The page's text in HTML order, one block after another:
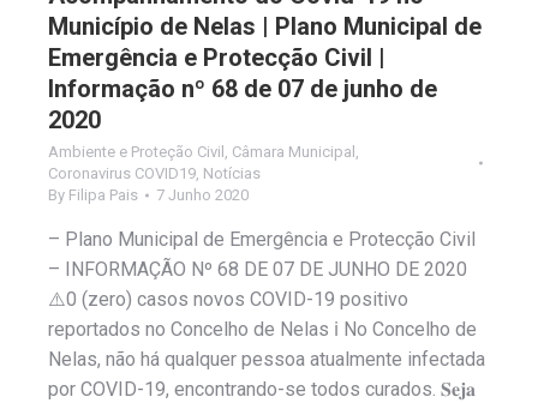
Município de Nelas | Plano Municipal de
Emergência e Protecção Civil |
Informação nº 68 de 07 de junho de
2020
Ambiente e Proteção Civil , Câmara Municipal ,
Coronavirus COVID19, Notícias
By Filipa Pais 7 Junho 2020
– Plano Municipal de Emergência e Protecção Civil
– INFORMAÇÃO Nº 68 DE 07 DE JUNHO DE 2020
⚠️0 (zero) casos novos COVID-19 positivo
reportados no Concelho de Nelas ℹ️ No Concelho de
Nelas, não há qualquer pessoa atualmente infectada
por COVID-19, encontrando-se todos curados. 𝐒𝐞𝐣𝐚